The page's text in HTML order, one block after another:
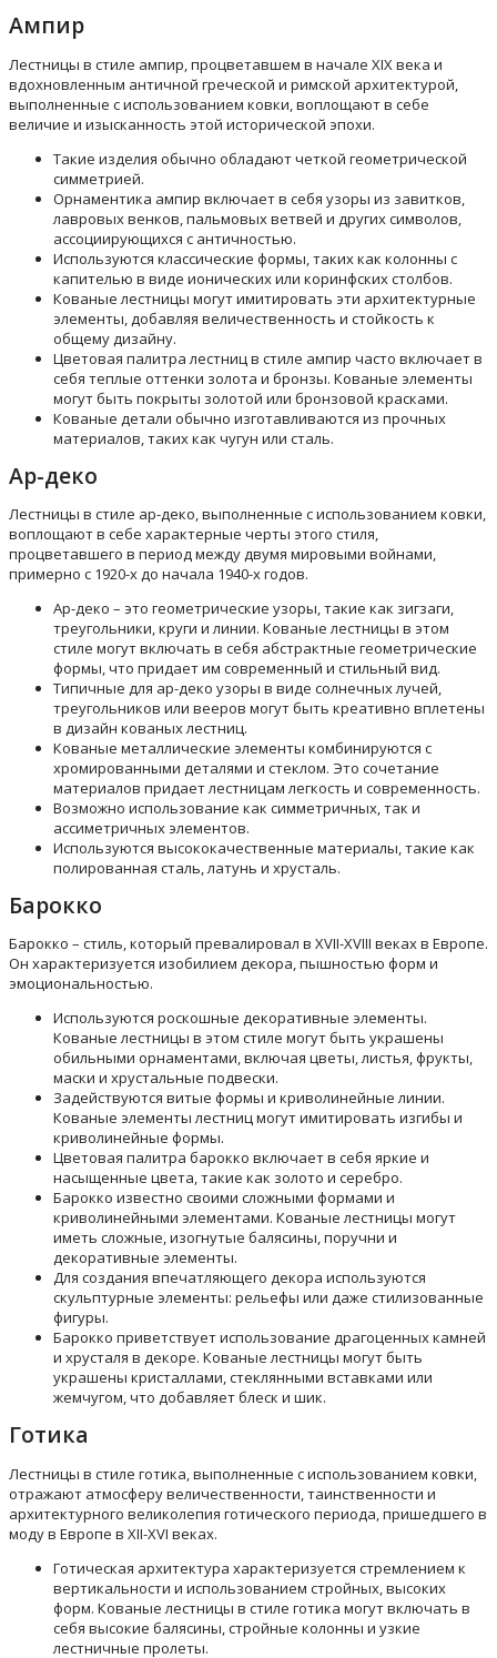
Ампир
Лестницы в стиле ампир, процветавшем в начале XIX века и
вдохновленным античной греческой и римской архитектурой,
выполненные с использованием ковки, воплощают в себе
величие и изысканность этой исторической эпохи.
Такие изделия обычно обладают четкой геометрической
симметрией.
Орнаментика ампир включает в себя узоры из завитков,
лавровых венков, пальмовых ветвей и других символов,
ассоциирующихся с античностью.
Используются классические формы, таких как колонны с
капителью в виде ионических или коринфских столбов.
Кованые лестницы могут имитировать эти архитектурные
элементы, добавляя величественность и стойкость к
общему дизайну.
Цветовая палитра лестниц в стиле ампир часто включает в
себя теплые оттенки золота и бронзы. Кованые элементы
могут быть покрыты золотой или бронзовой красками.
Кованые детали обычно изготавливаются из прочных
материалов, таких как чугун или сталь.
Ар-деко
Лестницы в стиле ар-деко, выполненные с использованием ковки,
воплощают в себе характерные черты этого стиля,
процветавшего в период между двумя мировыми войнами,
примерно с 1920-х до начала 1940-х годов.
Ар-деко – это геометрические узоры, такие как зигзаги,
треугольники, круги и линии. Кованые лестницы в этом
стиле могут включать в себя абстрактные геометрические
формы, что придает им современный и стильный вид.
Типичные для ар-деко узоры в виде солнечных лучей,
треугольников или вееров могут быть креативно вплетены
в дизайн кованых лестниц.
Кованые металлические элементы комбинируются с
хромированными деталями и стеклом. Это сочетание
материалов придает лестницам легкость и современность.
Возможно использование как симметричных, так и
ассиметричных элементов.
Используются высококачественные материалы, такие как
полированная сталь, латунь и хрусталь.
Барокко
Барокко – стиль, который превалировал в XVII-XVIII веках в Европе.
Он характеризуется изобилием декора, пышностью форм и
эмоциональностью.
Используются роскошные декоративные элементы.
Кованые лестницы в этом стиле могут быть украшены
обильными орнаментами, включая цветы, листья, фрукты,
маски и хрустальные подвески.
Задействуются витые формы и криволинейные линии.
Кованые элементы лестниц могут имитировать изгибы и
криволинейные формы.
Цветовая палитра барокко включает в себя яркие и
насыщенные цвета, такие как золото и серебро.
Барокко известно своими сложными формами и
криволинейными элементами. Кованые лестницы могут
иметь сложные, изогнутые балясины, поручни и
декоративные элементы.
Для создания впечатляющего декора используются
скульптурные элементы: рельефы или даже стилизованные
фигуры.
Барокко приветствует использование драгоценных камней
и хрусталя в декоре. Кованые лестницы могут быть
украшены кристаллами, стеклянными вставками или
жемчугом, что добавляет блеск и шик.
Готика
Лестницы в стиле готика, выполненные с использованием ковки,
отражают атмосферу величественности, таинственности и
архитектурного великолепия готического периода, пришедшего в
моду в Европе в XII-XVI веках.
Готическая архитектура характеризуется стремлением к
вертикальности и использованием стройных, высоких
форм. Кованые лестницы в стиле готика могут включать в
себя высокие балясины, стройные колонны и узкие
лестничные пролеты.